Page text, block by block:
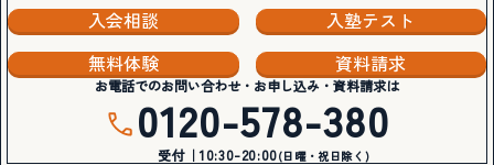
入会相談
入塾テスト
無料体験
資料請求
お電話でのお問い合わせ・お申し込み・資料請求は
0120-578-380
受付｜10:30-20:00(日曜・祝日除く)